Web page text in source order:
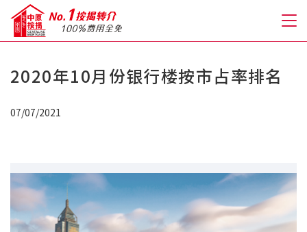
关于我们
免费房贷转介服务
免费开户转介服务
2020年10月份银行楼按市占率排名
07/07/2021